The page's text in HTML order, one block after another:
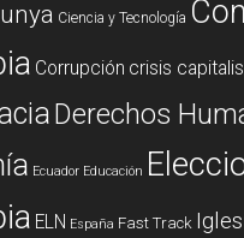
Ciencia y Tecnología
Corrupción crisis
Derechos
Ecuador Educación
ELN España Fast Track